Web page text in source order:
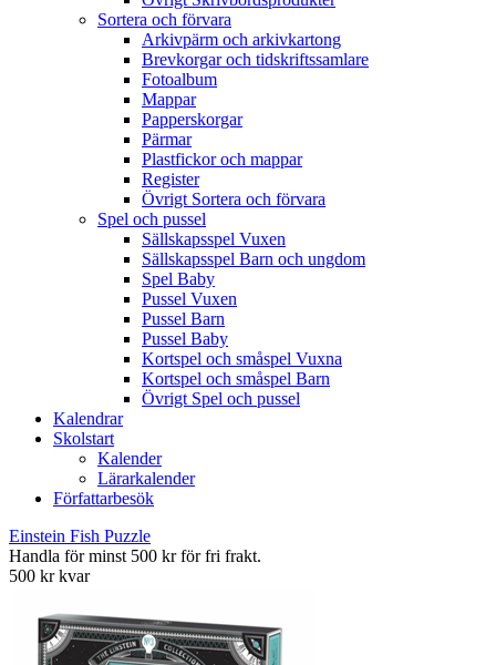
Sortera och förvara
Arkivpärm och arkivkartong
Brevkorgar och tidskriftssamlare
Fotoalbum
Mappar
Papperskorgar
Pärmar
Plastfickor och mappar
Register
Övrigt Sortera och förvara
Spel och pussel
Sällskapsspel Vuxen
Sällskapsspel Barn och ungdom
Spel Baby
Pussel Vuxen
Pussel Barn
Pussel Baby
Kortspel och småspel Vuxna
Kortspel och småspel Barn
Övrigt Spel och pussel
Kalendrar
Skolstart
Kalender
Lärarkalender
Författarbesök
Einstein Fish Puzzle
Handla för minst 500 kr för fri frakt.
500 kr kvar